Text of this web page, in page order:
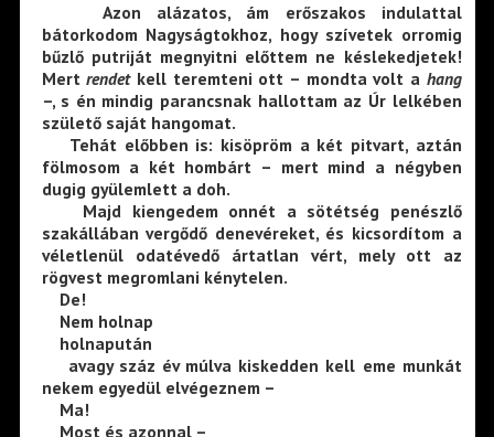
Azon alázatos, ám erőszakos indulattal
bátorkodom Nagyságtokhoz, hogy szívetek orromig
bűzlő putriját megnyitni előttem ne késlekedjetek!
Mertrendetkell teremteni ott – mondta volt a hang
–, s én mindig parancsnak hallottam az Úr lelkében
születő saját hangomat.
Tehát előbben is: kisöpröm a két pitvart, aztán
fölmosom a két hombárt – mert mind a négyben
dugig gyülemlett a doh.
Majd kiengedem onnét a sötétség penészlő
szakállában vergődő denevéreket, és kicsordítom a
véletlenül odatévedő ártatlan vért, mely ott az
rögvest megromlani kénytelen.
De!
Nem holnap
holnapután
avagy száz év múlva kiskedden kell eme munkát
nekem egyedül elvégeznem –
Ma!
Most és azonnal –